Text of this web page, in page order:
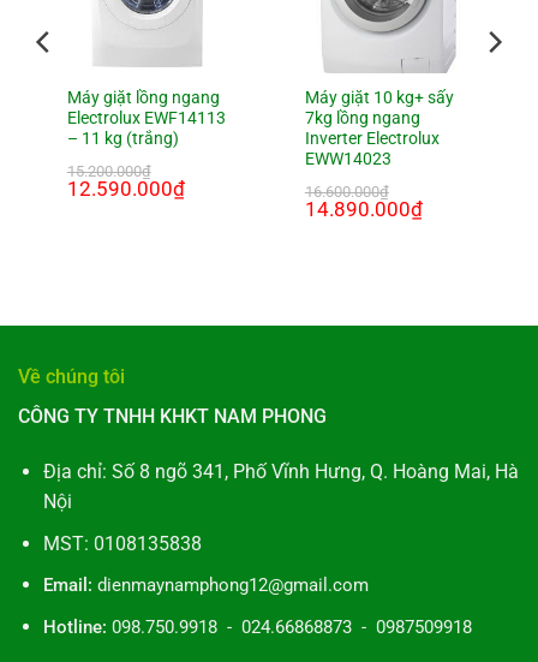
Máy giặt lồng ngang
Electrolux EWF14113
– 11 kg (trắng)
15.200.000₫
Giá
gốc
12.590.000₫Giá
hiện
Máy giặt 10 kg+ sấy
7kg lồng ngang
Inverter Electrolux
EWW14023
16.600.000₫
Giá
gốc
14.890.000₫Giá
hiện
Về chúng tôi
CÔNG TY TNHH KHKT NAM PHONG
Địa chỉ: Số 8 ngõ 341, Phố Vĩnh Hưng, Q. Hoàng Mai, Hà
Nội
MST: 0108135838
Email: dienmaynamphong12@gmail.com
Hotline: 098.750.9918 - 024.66868873 - 0987509918